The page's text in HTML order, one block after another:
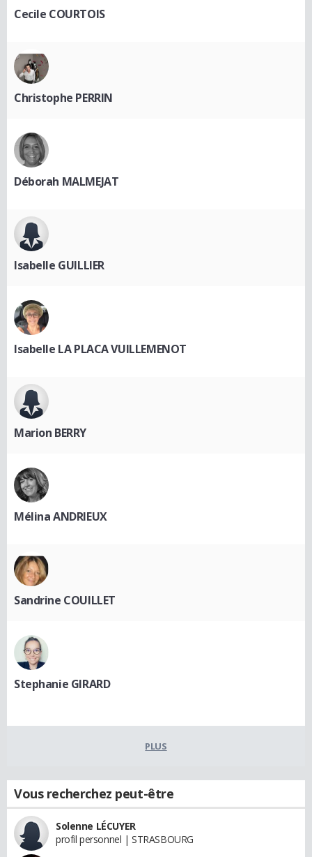
Cecile COURTOIS
Christophe PERRIN
Déborah MALMEJAT
Isabelle GUILLIER
Isabelle LA PLACA VUILLEMENOT
Marion BERRY
Mélina ANDRIEUX
Sandrine COUILLET
Stephanie GIRARD
PLUS
Vous recherchez peut-être
Solenne LÉCUYER
profil personnel | STRASBOURG